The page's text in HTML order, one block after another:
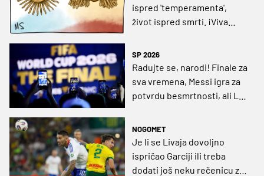
ispred 'temperamenta',
život ispred smrti. ¡Viva
SP 2026
Radujte se, narodi! Finale za
sva vremena, Messi igra za
potvrdu besmrtnosti, ali La
NOGOMET
Je li se Livaja dovoljno
ispričao Garciji ili treba
dodati još neku rečenicu za